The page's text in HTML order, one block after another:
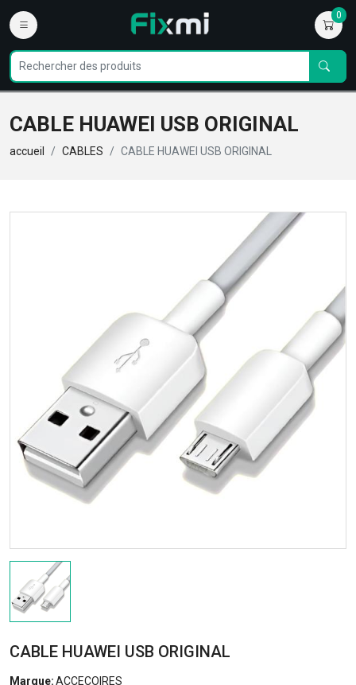
0
CABLE HUAWEI USB ORIGINAL
accueil CABLES CABLE HUAWEI USB ORIGINAL
CABLE HUAWEI USB ORIGINAL
Marque:ACCECOIRES